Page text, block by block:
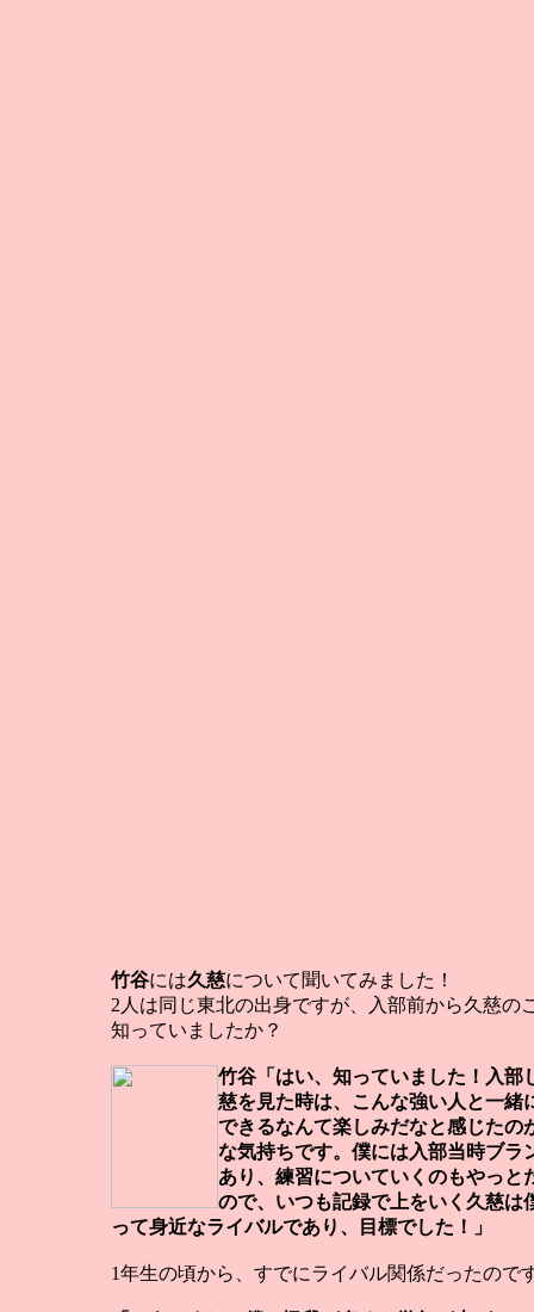
竹谷には久慈について聞いてみました！
2人は同じ東北の出身ですが、入部前から久慈の
知っていましたか？
竹谷「はい、知っていました！入部
慈を見た時は、こんな強い人と一緒
できるなんて楽しみだなと感じたの
な気持ちです。僕には入部当時ブラ
あり、練習についていくのもやっと
ので、いつも記録で上をいく久慈は
って身近なライバルであり、目標でした！」
1年生の頃から、すでにライバル関係だったので